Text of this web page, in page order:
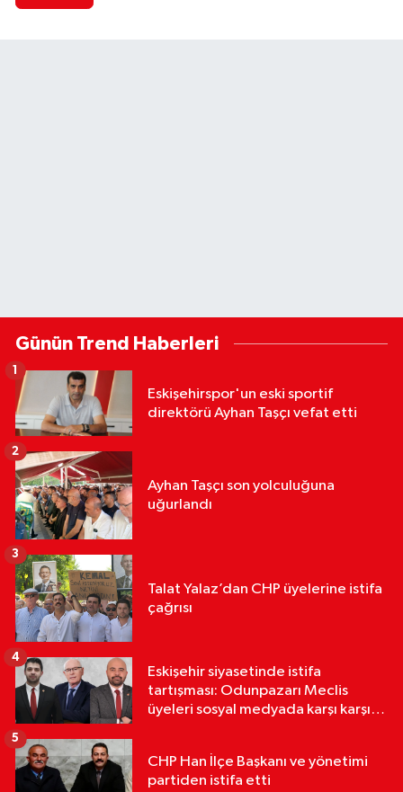
Günün Trend Haberleri
Eskişehirspor'un eski sportif
direktörü Ayhan Taşçı vefat etti
1
Ayhan Taşçı son yolculuğuna
uğurlandı
2
Talat Yalaz’dan CHP üyelerine istifa
çağrısı
3
Eskişehir siyasetinde istifa
tartışması: Odunpazarı Meclis
üyeleri sosyal medyada karşı karşıya
4
CHP Han İlçe Başkanı ve yönetimi
partiden istifa etti
5